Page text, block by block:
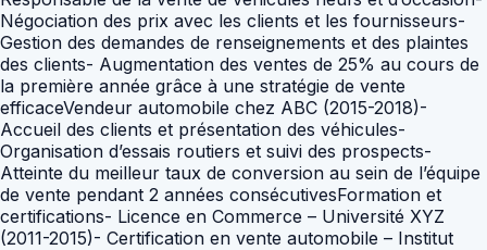
Négociation des prix avec les clients et les fournisseurs-
Gestion des demandes de renseignements et des plaintes
des clients- Augmentation des ventes de 25% au cours de
la première année grâce à une stratégie de vente
efficaceVendeur automobile chez ABC (2015-2018)-
Accueil des clients et présentation des véhicules-
Organisation d’essais routiers et suivi des prospects-
Atteinte du meilleur taux de conversion au sein de l’équipe
de vente pendant 2 années consécutivesFormation et
certifications- Licence en Commerce – Université XYZ
(2011-2015)- Certification en vente automobile – Institut